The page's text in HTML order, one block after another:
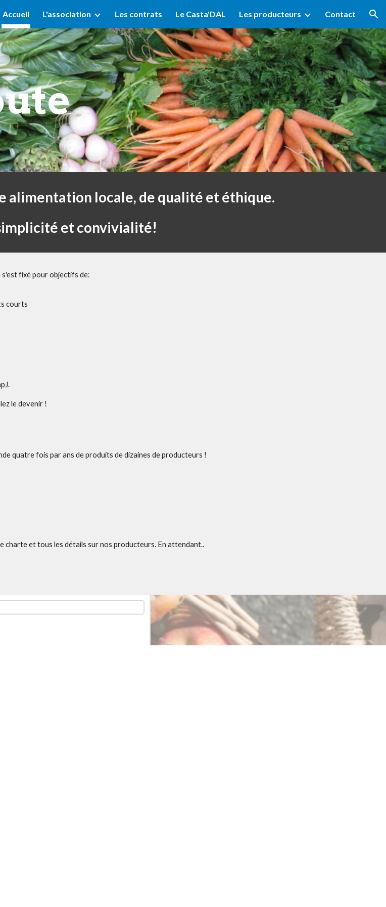
Skip to navigation
Accueil L'association Les contrats Le Casta'DAL Les producteurs Contact
alimentation locale, de qualité et éthique.
et convivialité!
fixé pour objectifs de:
courts
.
le devenir !
quatre fois par ans de produits de dizaines de producteurs !
charte et tous les détails sur nos producteurs. En attendant..